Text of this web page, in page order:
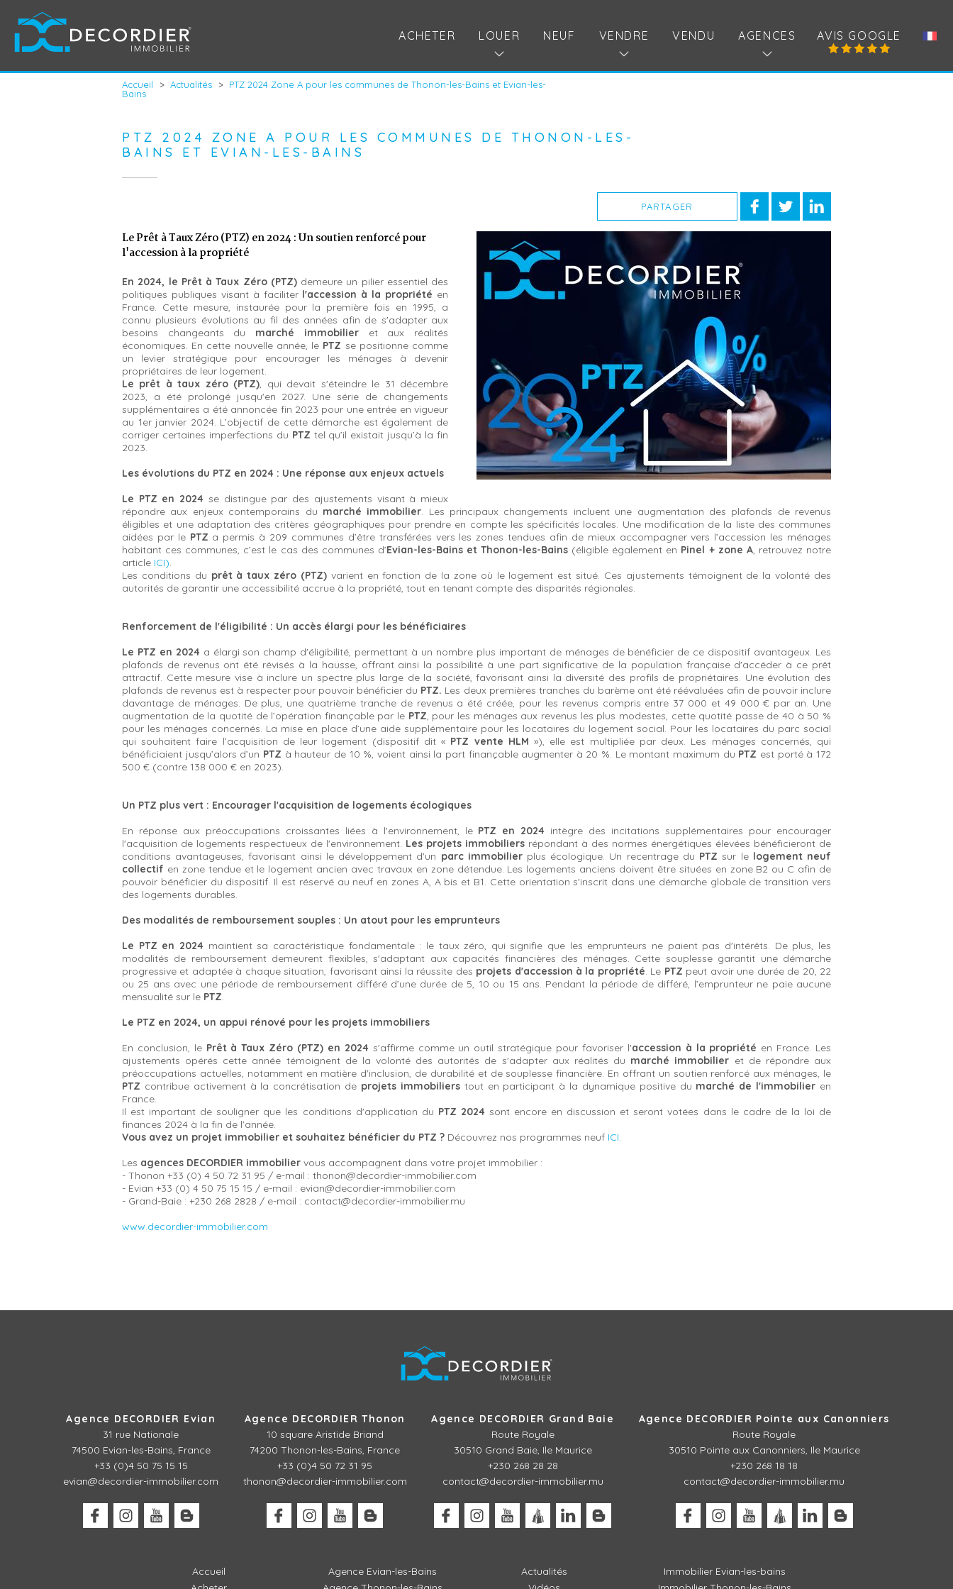
AVIS GOOGLE
ACHETER LOUER NEUF VENDRE VENDU AGENCES
Accueil > Actualités > PTZ 2024 Zone A pour les communes de Thonon-les-Bains et Evian-les-
Bains
PTZ 2024 ZONE A POUR LES COMMUNES DE THONON-LES-
BAINS ET EVIAN-LES-BAINS
PARTAGER
Le Prêt à Taux Zéro (PTZ) en 2024 : Un soutien renforcé pour
l'accession à la propriété
En 2024, le Prêt à Taux Zéro (PTZ)demeure un pilier essentiel des
politiques publiques visant à faciliter l'accession à la propriété en
France. Cette mesure, instaurée pour la première fois en 1995, a
connu plusieurs évolutions au fil des années afin de s'adapter aux
besoins changeants du marché immobilieret aux réalités
économiques. En cette nouvelle année, le PTZ se positionne comme
un levier stratégique pour encourager les ménages à devenir
propriétaires de leur logement.
Le prêt à taux zéro (PTZ), qui devait s'éteindre le 31 décembre
2023, a été prolongé jusqu'en 2027. Une série de changements
supplémentaires a été annoncée fin 2023 pour une entrée en vigueur
au 1er janvier 2024. L’objectif de cette démarche est également de
corriger certaines imperfections du PTZ tel qu’il existait jusqu’à la fin
2023.
Les évolutions du PTZ en 2024 : Une réponse aux enjeux actuels
Le PTZ en 2024 se distingue par des ajustements visant à mieux
répondre aux enjeux contemporains du marché immobilier. Les principaux changements incluent une augmentation des plafonds de revenus
éligibles et une adaptation des critères géographiques pour prendre en compte les spécificités locales. Une modification de la liste des communes
aidées par le PTZ a permis à 209 communes d’être transférées vers les zones tendues afin de mieux accompagner vers l’accession les ménages
habitant ces communes, c’est le cas des communes d’Evian-les-Bains et Thonon-les-Bains (éligible également en Pinel + zone A, retrouvez notre
article ICI).
Les conditions du prêt à taux zéro (PTZ) varient en fonction de la zone où le logement est situé. Ces ajustements témoignent de la volonté des
autorités de garantir une accessibilité accrue à la propriété, tout en tenant compte des disparités régionales.
Renforcement de l'éligibilité : Un accès élargi pour les bénéficiaires
Le PTZ en 2024 a élargi son champ d'éligibilité, permettant à un nombre plus important de ménages de bénéficier de ce dispositif avantageux. Les
plafonds de revenus ont été révisés à la hausse, offrant ainsi la possibilité à une part significative de la population française d'accéder à ce prêt
attractif. Cette mesure vise à inclure un spectre plus large de la société, favorisant ainsi la diversité des profils de propriétaires. Une évolution des
plafonds de revenus est à respecter pour pouvoir bénéficier du PTZ. Les deux premières tranches du barème ont été réévaluées afin de pouvoir inclure
davantage de ménages. De plus, une quatrième tranche de revenus a été créée, pour les revenus compris entre 37 000 et 49 000 € par an. Une
augmentation de la quotité de l’opération finançable par le PTZ, pour les ménages aux revenus les plus modestes, cette quotité passe de 40 à 50 %
pour les ménages concernés. La mise en place d’une aide supplémentaire pour les locataires du logement social. Pour les locataires du parc social
qui souhaitent faire l’acquisition de leur logement (dispositif dit « PTZ vente HLM »), elle est multipliée par deux. Les ménages concernés, qui
bénéficiaient jusqu’alors d’un PTZ à hauteur de 10 %, voient ainsi la part finançable augmenter à 20 %. Le montant maximum du PTZ est porté à 172
500 € (contre 138 000 € en 2023).
Un PTZ plus vert : Encourager l'acquisition de logements écologiques
En réponse aux préoccupations croissantes liées à l'environnement, le PTZ en 2024 intègre des incitations supplémentaires pour encourager
l'acquisition de logements respectueux de l'environnement. Les projets immobiliers répondant à des normes énergétiques élevées bénéficieront de
conditions avantageuses, favorisant ainsi le développement d'un parc immobilier plus écologique. Un recentrage du PTZ sur le logement neuf
collectif en zone tendue et le logement ancien avec travaux en zone détendue. Les logements anciens doivent être situées en zone B2 ou C afin de
pouvoir bénéficier du dispositif. Il est réservé au neuf en zones A, A bis et B1. Cette orientation s'inscrit dans une démarche globale de transition vers
des logements durables.
Des modalités de remboursement souples : Un atout pour les emprunteurs
Le PTZ en 2024maintient sa caractéristique fondamentale : le taux zéro, qui signifie que les emprunteurs ne paient pas d'intérêts. De plus, les
modalités de remboursement demeurent flexibles, s'adaptant aux capacités financières des ménages. Cette souplesse garantit une démarche
progressive et adaptée à chaque situation, favorisant ainsi la réussite des projets d'accession à la propriété. Le PTZ peut avoir une durée de 20, 22
ou 25 ans avec une période de remboursement différé d’une durée de 5, 10 ou 15 ans. Pendant la période de différé, l’emprunteur ne paie aucune
mensualité sur le PTZ.
Le PTZ en 2024, un appui rénové pour les projets immobiliers
En conclusion, le Prêt à Taux Zéro (PTZ) en 2024 s'affirme comme un outil stratégique pour favoriser l'accession à la propriété en France. Les
ajustements opérés cette année témoignent de la volonté des autorités de s'adapter aux réalités du marché immobilier et de répondre aux
préoccupations actuelles, notamment en matière d'inclusion, de durabilité et de souplesse financière. En offrant un soutien renforcé aux ménages, le
PTZ contribue activement à la concrétisation de projets immobiliers tout en participant à la dynamique positive du marché de l'immobilier en
France.
Il est important de souligner que les conditions d'application du PTZ 2024sont encore en discussion et seront votées dans le cadre de la loi de
finances 2024 à la fin de l'année.
Vous avez un projet immobilier et souhaitez bénéficier du PTZ ? Découvrez nos programmes neuf ICI.
Les agences DECORDIER immobilier vous accompagnent dans votre projet immobilier :
- Thonon +33 (0) 4 50 72 31 95 / e-mail : thonon@decordier-immobilier.com
- Evian +33 (0) 4 50 75 15 15 / e-mail : evian@decordier-immobilier.com
- Grand-Baie : +230 268 2828 / e-mail : contact@decordier-immobilier.mu
www.decordier-immobilier.com
Agence DECORDIER Evian
31 rue Nationale
74500 Evian-les-Bains, France
+33 (0)4 50 75 15 15
evian@decordier-immobilier.com
Agence DECORDIER Thonon
10 square Aristide Briand
74200 Thonon-les-Bains, France
+33 (0)4 50 72 31 95
thonon@decordier-immobilier.com
Agence DECORDIER Grand Baie
Route Royale
30510 Grand Baie, Ile Maurice
+230 268 28 28
contact@decordier-immobilier.mu
Agence DECORDIER Pointe aux Canonniers
Route Royale
30510 Pointe aux Canonniers, Ile Maurice
+230 268 18 18
contact@decordier-immobilier.mu
Accueil
Agence Evian-les-Bains
Actualités
Immobilier Evian-les-bains